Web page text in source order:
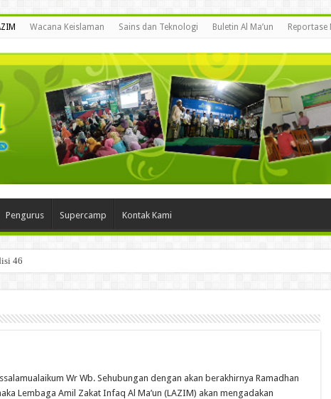
Wacana Keislaman Sains dan Teknologi Buletin Al Ma’un Reportase
Pengurus Supercamp Kontak Kami
46
Wr Wb. Sehubungan dengan akan berakhirnya Ramadhan
Lembaga Amil Zakat Infaq Al Ma’un (LAZIM) akan mengadakan